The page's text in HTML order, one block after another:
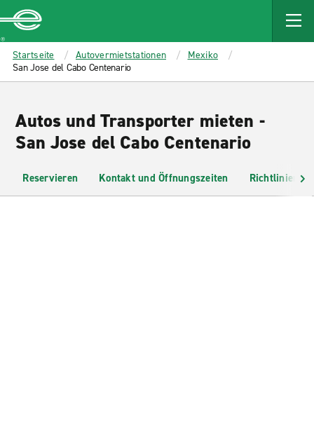
MAIN
CONTENT
Enterprise
Startseite Autovermietstationen
Mexiko
San Jose del Cabo Centenario
Autos und Transporter mieten -
San Jose del Cabo Centenario
Reservieren Kontakt und Öffnungszeiten Richtlinien